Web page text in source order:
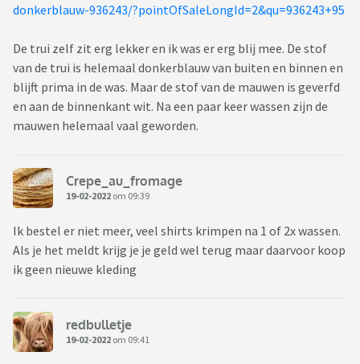
donkerblauw-936243/?pointOfSaleLongId=2&qu=936243+95
De trui zelf zit erg lekker en ik was er erg blij mee. De stof
van de trui is helemaal donkerblauw van buiten en binnen en
blijft prima in de was. Maar de stof van de mauwen is geverfd
en aan de binnenkant wit. Na een paar keer wassen zijn de
mauwen helemaal vaal geworden.
Crepe_au_fromage
19-02-2022 om 09:39
Ik bestel er niet meer, veel shirts krimpen na 1 of 2x wassen.
Als je het meldt krijg je je geld wel terug maar daarvoor koop
ik geen nieuwe kleding
redbulletje
19-02-2022 om 09:41